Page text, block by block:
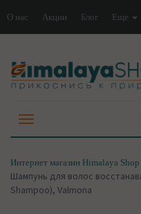
О нас Акции Блог Еще
Интернет магазин Himalaya Shop
Шампунь для волос
Shampoo), Valmona